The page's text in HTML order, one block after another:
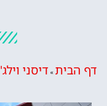
דף הבית » דיסני וילג'